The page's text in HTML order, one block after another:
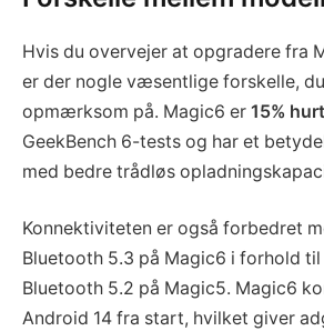
Hvis du overvejer at opgradere fra
er der nogle væsentlige forskelle,
opmærksom på. Magic6 er 15%
GeekBench 6-tests og har et
med bedre trådløs
Konnektiviteten er også forbedret
Bluetooth 5.3 på Magic6 i forhold til
Bluetooth 5.2 på Magic5. Magic6
Android 14 fra start, hvilket giver